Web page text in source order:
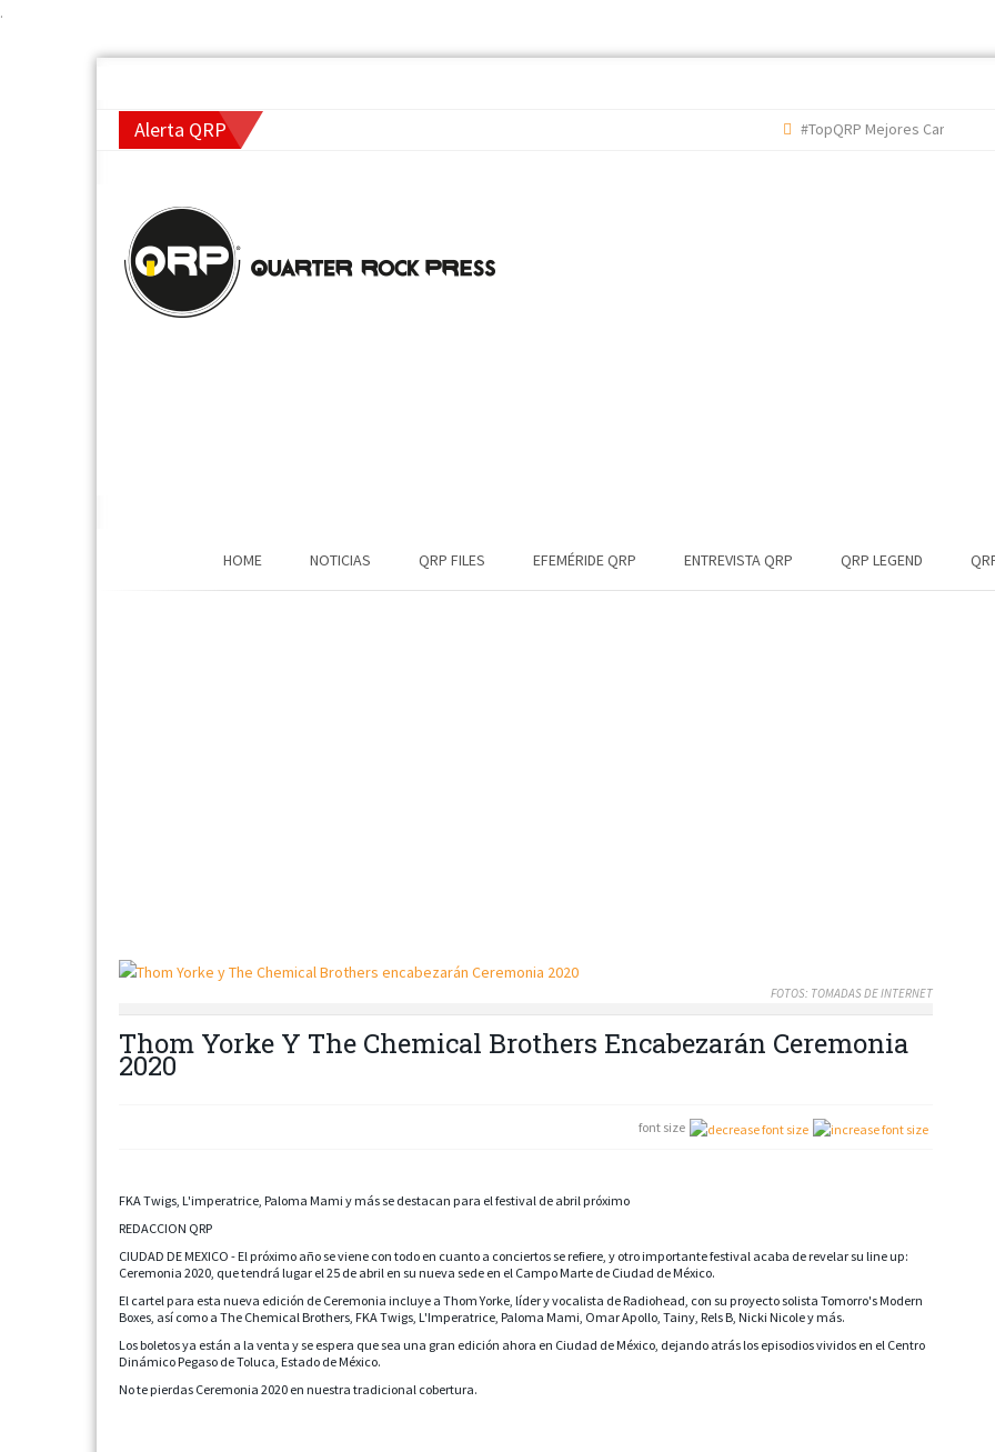
.
Alerta QRP #TopQRP Mejores Canciones 2022
HOME NOTICIAS QRP FILES EFEMÉRIDE QRP ENTREVISTA QRP QRP LEGEND
FOTOS: TOMADAS DE INTERNET
Thom Yorke Y The Chemical Brothers Encabezarán Ceremonia
2020
font size
FKA Twigs, L'imperatrice, Paloma Mami y más se destacan para el festival de abril próximo
REDACCION QRP
CIUDAD DE MEXICO - El próximo año se viene con todo en cuanto a conciertos se refiere, y otro importante festival acaba de revelar su line up:
Ceremonia 2020, que tendrá lugar el 25 de abril en su nueva sede en el Campo Marte de Ciudad de México.
El cartel para esta nueva edición de Ceremonia incluye a Thom Yorke, líder y vocalista de Radiohead, con su proyecto solista Tomorro's Modern
Boxes, así como a The Chemical Brothers, FKA Twigs, L'Imperatrice, Paloma Mami, Omar Apollo, Tainy, Rels B, Nicki Nicole y más.
Los boletos ya están a la venta y se espera que sea una gran edición ahora en Ciudad de México, dejando atrás los episodios vividos en el Centro
Dinámico Pegaso de Toluca, Estado de México.
No te pierdas Ceremonia 2020 en nuestra tradicional cobertura.